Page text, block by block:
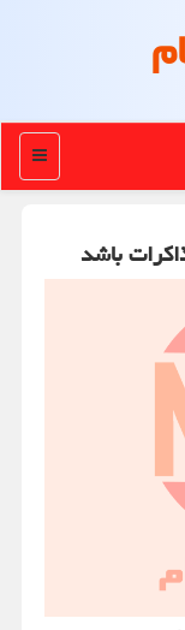
منو
باشد